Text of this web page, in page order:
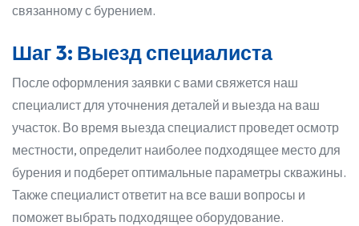
связанному с бурением.
Шаг 3: Выезд специалиста
После оформления заявки с вами свяжется наш
специалист для уточнения деталей и выезда на ваш
участок. Во время выезда специалист проведет осмотр
местности, определит наиболее подходящее место для
бурения и подберет оптимальные параметры скважины.
Также специалист ответит на все ваши вопросы и
поможет выбрать подходящее оборудование.